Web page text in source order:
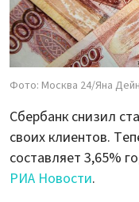
Фото: Москва 24/Яна
Сбербанк снизил
своих клиентов.
составляет 3,65%
РИА Новости.